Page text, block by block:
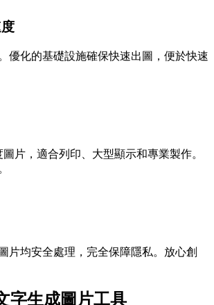
優化的基礎設施確保快速出圖，便於快速
片，適合列印、大型顯示和專業製作。
片均安全處理，完全保障隱私。放心創
字生成圖片工具